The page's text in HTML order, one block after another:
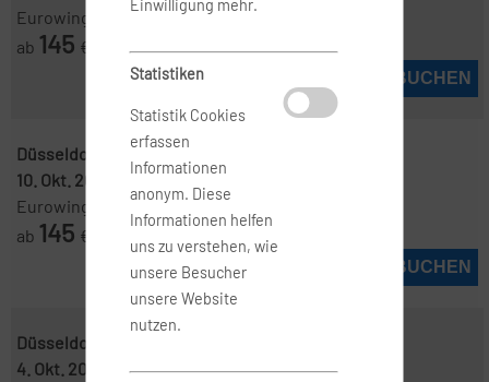
Eurowings
ab 145 €
JETZT BUCHEN
Düsseldorf ( DUS )-Nizza ( NCE )
10. Okt. 2026
14. Okt. 2026
Eurowings
ab 145 €
JETZT BUCHEN
Düsseldorf ( DUS )
4. Okt. 2026
10. Okt. 2026
Einwilligung mehr.
Statistiken
Statistik Cookies
erfassen
Informationen
anonym. Diese
Informationen helfen
uns zu verstehen, wie
unsere Besucher
unsere Website
nutzen.